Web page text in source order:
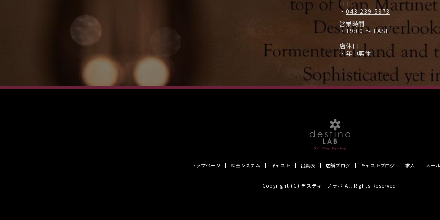
TEL
・043-239-5973
営業時間
・19:00 ～ LAST
店休日
・年中無休
トップページ 料金システム キャスト 出勤表 店舗ブログ キャストブログ 求人 メー
Copyright (C) デスティーノラボ All Rights Reserved.